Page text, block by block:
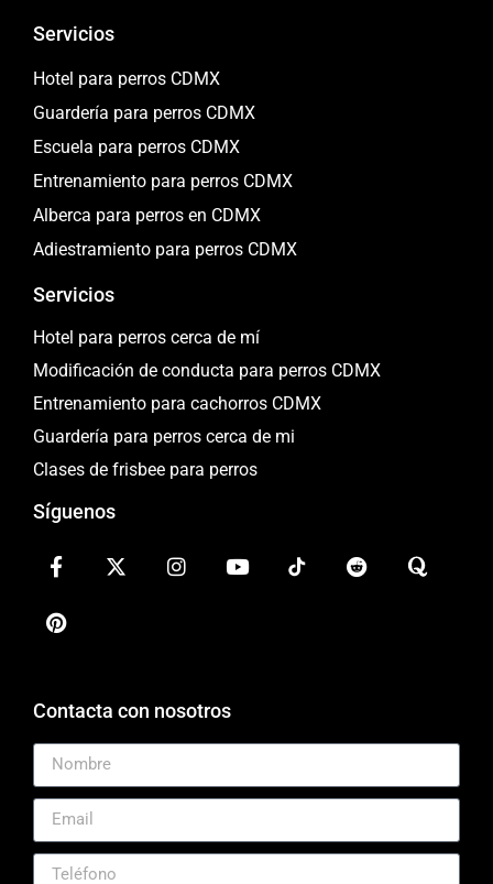
Servicios
Hotel para perros CDMX
Guardería para perros CDMX
Escuela para perros CDMX
Entrenamiento para perros CDMX
Alberca para perros en CDMX
Adiestramiento para perros CDMX
Servicios
Hotel para perros cerca de mí
Modificación de conducta para perros CDMX
Entrenamiento para cachorros CDMX
Guardería para perros cerca de mi
Clases de frisbee para perros
Síguenos
Contacta con nosotros